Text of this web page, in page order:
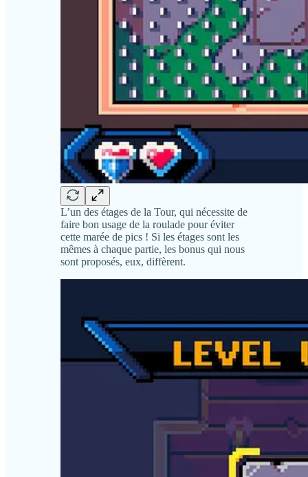
L’un des étages de la Tour, qui nécessite de
faire bon usage de la roulade pour éviter
cette marée de pics ! Si les étages sont les
mêmes à chaque partie, les bonus qui nous
sont proposés, eux, diffèrent.